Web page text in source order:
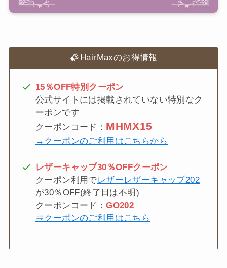
HairMaxのお得情報
15％OFF特別クーポン
公式サイトには掲載されていない特別なク
ーポンです
クーポンコード： MHMX15
→クーポンのご利用はこちらから
レザーキャップ30％OFFクーポン
クーポン利用でレザーレザーキャップ202
が30％OFF(終了日は不明)
クーポンコード：GO202
⇒クーポンのご利用はこちら